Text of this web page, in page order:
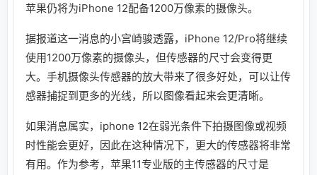
苹果仍将为iPhone 12配备1200万像素的摄像头。
据报道这一消息的小宫崎骏透露，iPhone 12/Pro将继续
使用1200万像素的摄像头，但传感器的尺寸会变得更
大。手机摄像头传感器的放大带来了很多好处，可以让传
感器捕捉到更多的光线，所以图像看起来会更清晰。
如果消息属实，iphone 12在弱光条件下拍摄图像或视频
时性能会更好，因此在这种情况下，更大的传感器将非常
有用。作为参考，苹果11专业版的主传感器的尺寸是